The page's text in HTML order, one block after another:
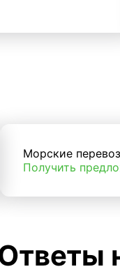
Морские
Получить